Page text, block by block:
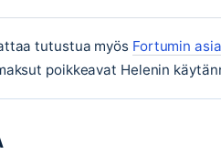
tutustua myös Fortumin
poikkeavat Helenin